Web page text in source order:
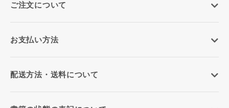
ご注文について
お支払い方法
配送方法・送料について